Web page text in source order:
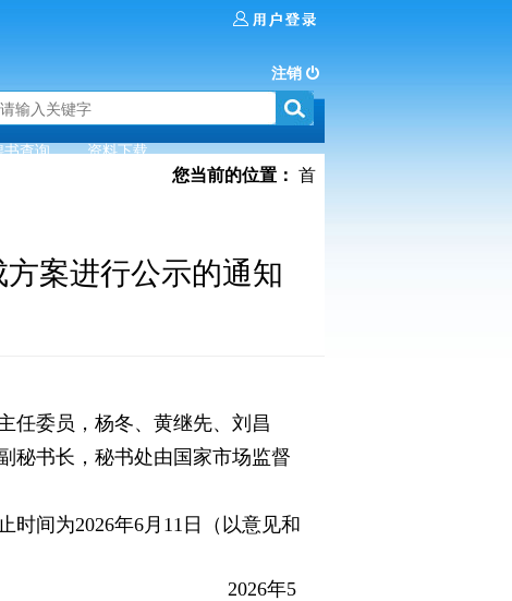
注销
书查询
资料下载
您当前的位置： 首
案进行公示的通知
任委员，杨冬、黄继先、刘昌
秘书长，秘书处由国家市场监督
间为2026年6月11日（以意见和
5